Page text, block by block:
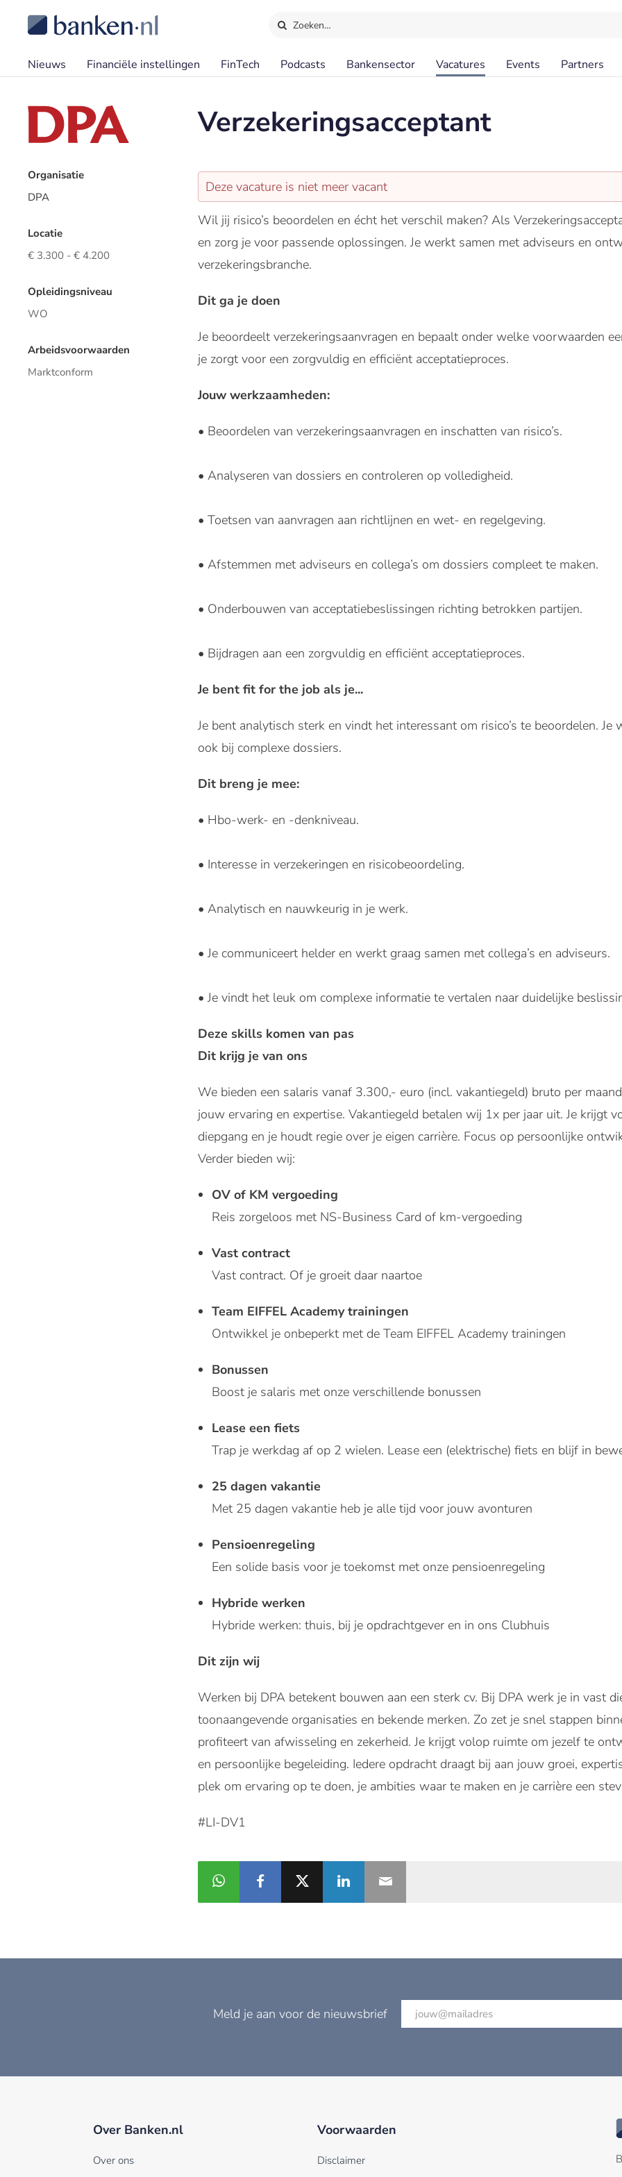
Zoeken…
Nieuws Financiële instellingen FinTech Podcasts Bankensector Vacatures Events Partners
Verzekeringsacceptant
Organisatie
DPA
Locatie
€ 3.300 - € 4.200
Opleidingsniveau
WO
Arbeidsvoorwaarden
Marktconform
Deze vacature is niet meer vacant
Wil jij risico’s beoordelen en écht het verschil maken? Als
en zorg je voor passende oplossingen. Je werkt samen met adviseurs en
verzekeringsbranche.
Dit ga je doen
Je beoordeelt verzekeringsaanvragen en bepaalt onder welke voorwaarden
je zorgt voor een zorgvuldig en efficiënt acceptatieproces.
Jouw werkzaamheden:
• Beoordelen van verzekeringsaanvragen en inschatten van risico’s.
• Analyseren van dossiers en controleren op volledigheid.
• Toetsen van aanvragen aan richtlijnen en wet- en regelgeving.
• Afstemmen met adviseurs en collega’s om dossiers compleet te maken.
• Onderbouwen van acceptatiebeslissingen richting betrokken partijen.
• Bijdragen aan een zorgvuldig en efficiënt acceptatieproces.
Je bent fit for the job als je...
Je bent analytisch sterk en vindt het interessant om risico’s te beoordelen.
ook bij complexe dossiers.
Dit breng je mee:
• Hbo-werk- en -denkniveau.
• Interesse in verzekeringen en risicobeoordeling.
• Analytisch en nauwkeurig in je werk.
• Je communiceert helder en werkt graag samen met collega’s en adviseurs.
• Je vindt het leuk om complexe informatie te vertalen naar duidelijke
Deze skills komen van pas
Dit krijg je van ons
We bieden een salaris vanaf 3.300,- euro (incl. vakantiegeld) bruto per
jouw ervaring en expertise. Vakantiegeld betalen wij 1x per jaar uit. Je krijgt
diepgang en je houdt regie over je eigen carrière. Focus op persoonlijke
Verder bieden wij:
OV of KM vergoeding
Reis zorgeloos met NS-Business Card of km-vergoeding
Vast contract
Vast contract. Of je groeit daar naartoe
Team EIFFEL Academy trainingen
Ontwikkel je onbeperkt met de Team EIFFEL Academy trainingen
Bonussen
Boost je salaris met onze verschillende bonussen
Lease een fiets
Trap je werkdag af op 2 wielen. Lease een (elektrische) fiets en blijf in
25 dagen vakantie
Met 25 dagen vakantie heb je alle tijd voor jouw avonturen
Pensioenregeling
Een solide basis voor je toekomst met onze pensioenregeling
Hybride werken
Hybride werken: thuis, bij je opdrachtgever en in ons Clubhuis
Dit zijn wij
Werken bij DPA betekent bouwen aan een sterk cv. Bij DPA werk je in vast
toonaangevende organisaties en bekende merken. Zo zet je snel stappen
profiteert van afwisseling en zekerheid. Je krijgt volop ruimte om jezelf te
en persoonlijke begeleiding. Iedere opdracht draagt bij aan jouw groei,
plek om ervaring op te doen, je ambities waar te maken en je carrière een
#LI-DV1
Meld je aan voor de nieuwsbrief
Over Banken.nl
Over ons
Voorwaarden
Disclaimer